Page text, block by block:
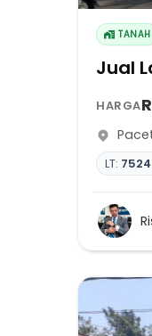
TANAH
HARGA
LT: